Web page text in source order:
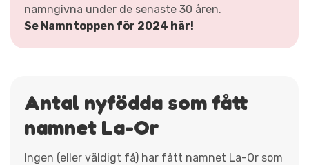
namngivna under de senaste 30 åren.
Se Namntoppen för 2024 här!
Antal nyfödda som fått
namnet La-Or
Ingen (eller väldigt få) har fått namnet La-Or som